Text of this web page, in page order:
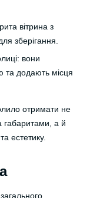
вітрина з
зберігання.
вони
та додають місця
отримати не
габаритами, а й
естетику.